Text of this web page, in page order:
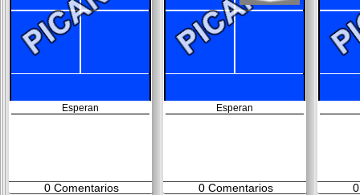
Esperan
0Comentarios
Esperan
0Comentarios 0